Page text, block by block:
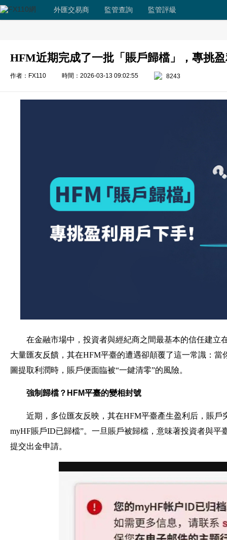
外匯交易商 監管查詢 監管評級
HFM近期完成了一批「賬戶歸檔」，專挑
作者：FX110 時間：2026-03-13 09:02:55 8243
在金融市場中，投資者與經紀商之間最基本的信任建立
大量匯友反饋，其在HFM平臺的遭遇卻顛覆了這一常識：
圖提取利潤時，賬戶便面臨被“一鍵清零”的風險。
強制歸檔？HFM平臺的變相封號
近期，多位匯友反映，其在HFM平臺產生盈利后，賬
myHF賬戶ID已歸檔”。一旦賬戶被歸檔，意味著投資者與
提交出金申請。